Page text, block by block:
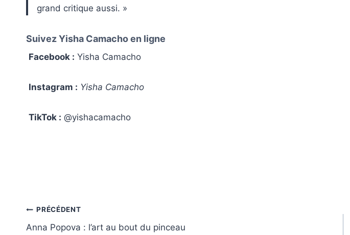
grand critique aussi. »
Suivez Yisha Camacho en ligne
Facebook : Yisha Camacho
Instagram : Yisha Camacho
TikTok : @yishacamacho
Navigation
de
PRÉCÉDENT
Anna Popova : l’art au bout du pinceau